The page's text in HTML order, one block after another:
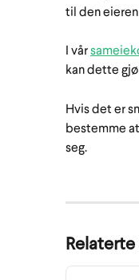
til den
I vår
kan dette
Hvis det er
bestemme
seg.